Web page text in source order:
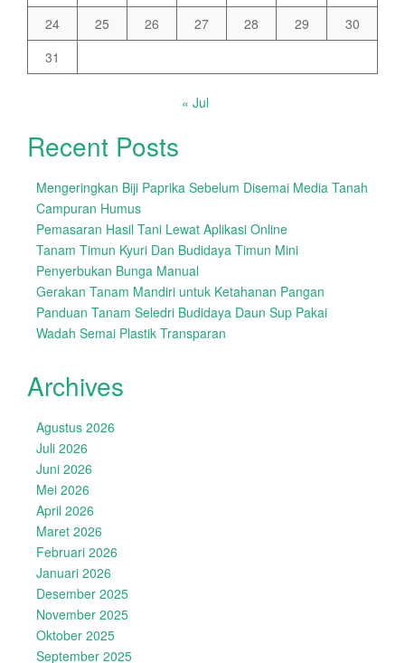
24
25 26 27 28 29
30
31
« Jul
Recent Posts
Mengeringkan Biji Paprika Sebelum Disemai Media Tanah
Campuran Humus
Pemasaran Hasil Tani Lewat Aplikasi Online
Tanam Timun Kyuri Dan Budidaya Timun Mini
Penyerbukan Bunga Manual
Gerakan Tanam Mandiri untuk Ketahanan Pangan
Panduan Tanam Seledri Budidaya Daun Sup Pakai
Wadah Semai Plastik Transparan
Archives
Agustus 2026
Juli 2026
Juni 2026
Mei 2026
April 2026
Maret 2026
Februari 2026
Januari 2026
Desember 2025
November 2025
Oktober 2025
September 2025